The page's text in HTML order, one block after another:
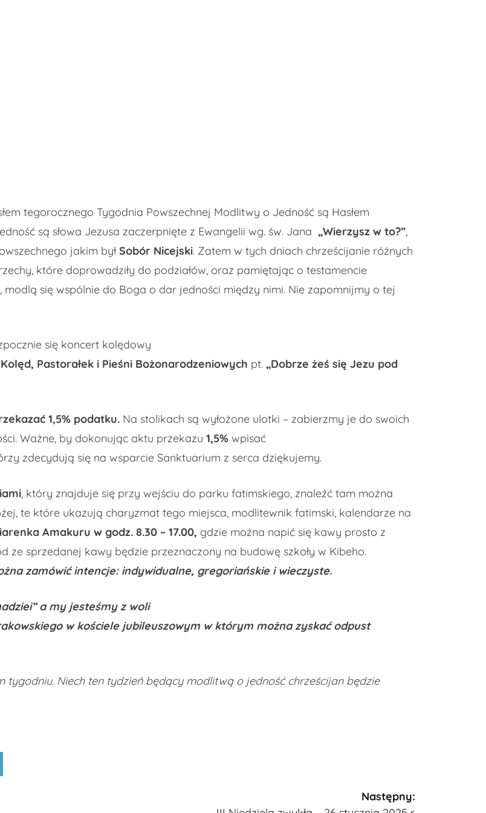
tegorocznego Tygodnia Powszechnej Modlitwy o Jedność są Hasłem
są słowa Jezusa zaczerpnięte z Ewangelii wg. św. Jana „Wierzysz w to?”,
jakim był Sobór Nicejski. Zatem w tych dniach chrześcijanie różnych
które doprowadziły do podziałów, oraz pamiętając o testamencie
, modlą się wspólnie do Boga o dar jedności między nimi. Nie zapomnijmy o tej
się koncert kolędowy
Pastorałek i Pieśni Bożonarodzeniowych pt. „Dobrze żeś się Jezu pod
1,5% podatku. Na stolikach są wyłożone ulotki – zabierzmy je do swoich
Ważne, by dokonując aktu przekazu 1,5% wpisać
zdecydują się na wsparcie Sanktuarium z serca dziękujemy.
, który znajduje się przy wejściu do parku fatimskiego, znaleźć tam można
te które ukazują charyzmat tego miejsca, modlitewnik fatimski, kalendarze na
Amakuru w godz. 8.30 – 17.00, gdzie można napić się kawy prosto z
ze sprzedanej kawy będzie przeznaczony na budowę szkoły w Kibeho.
zamówić intencje: indywidualne, gregoriańskie i wieczyste.
a my jesteśmy z woli
w kościele jubileuszowym w którym można zyskać odpust
Niech ten tydzień będący modlitwą o jedność chrześcijan będzie
Następny: